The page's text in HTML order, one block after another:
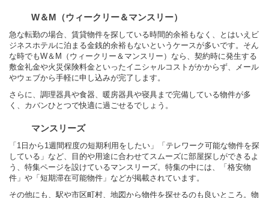
W＆M（ウィークリー＆マンスリー）
急な転勤の場合、賃貸物件を探している時間的余裕もなく、とはいえビ
ジネスホテルに泊まる金銭的余裕もないというケースが多いです。そん
な時でもW＆M（ウィークリー＆マンスリー）なら、契約時に発生する
敷金礼金や火災保険料金といったイニシャルコストがかからず、メール
やウェブから手軽に申し込みが完了します。
さらに、調理器具や食器、暖房器具や寝具まで完備している物件が多
く、カバンひとつで快適に過ごせるでしょう。
マンスリーズ
「1日から1週間程度の短期利用をしたい」「テレワーク可能な物件を探
している」など、目的や用途に合わせてスムーズに部屋探しができるよ
う、特集ページを設けているマンスリーズ。特集の中には、「格安物
件」や「短期滞在可能物件」などが掲載されています。
その他にも、駅や市区町村、地図から物件を探せるのも良いところ。物